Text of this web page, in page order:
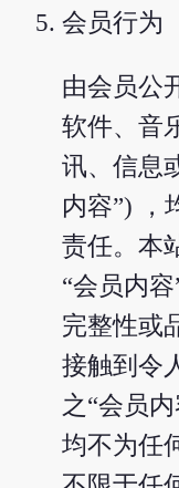
会员行为
由会员公
软件、音
讯、信息
内容”) ，
责任。本
“会员内
完整性或
接触到令
之“会员
均不为任